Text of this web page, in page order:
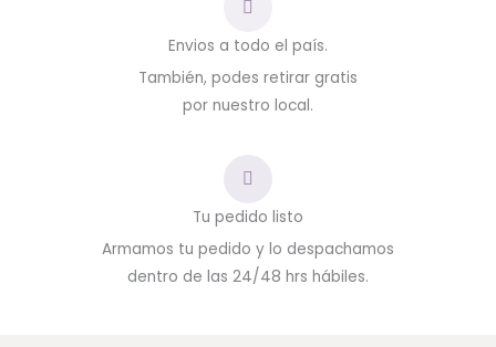
Envios a todo el país.
También, podes retirar gratis
por nuestro local.
Tu pedido listo
Armamos tu pedido y lo despachamos
dentro de las 24/48 hrs hábiles.